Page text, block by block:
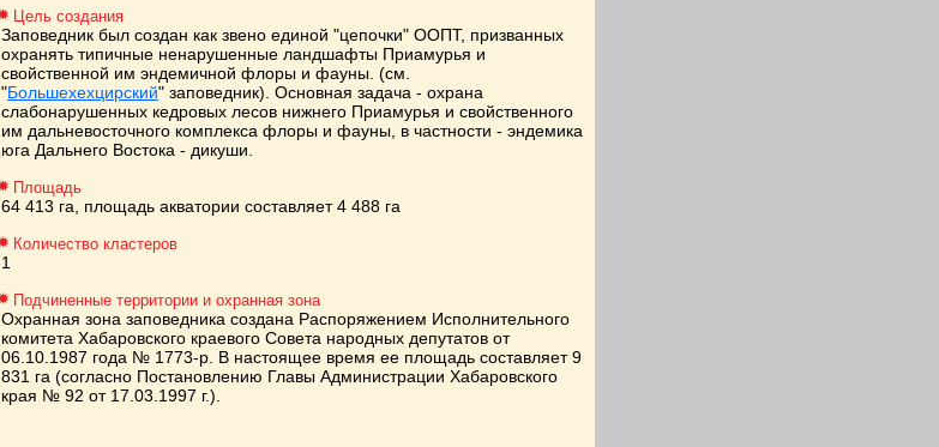
Цель создания
Заповедник был создан как звено единой "цепочки" ООПТ, призванных
охранять типичные ненарушенные ландшафты Приамурья и
свойственной им эндемичной флоры и фауны. (см.
"Большехехцирский" заповедник). Основная задача - охрана
слабонарушенных кедровых лесов нижнего Приамурья и свойственного
им дальневосточного комплекса флоры и фауны, в частности - эндемика
юга Дальнего Востока - дикуши.
Площадь
64 413 га, площадь акватории составляет 4 488 га
Количество кластеров
1
Подчиненные территории и охранная зона
Охранная зона заповедника создана Распоряжением Исполнительного
комитета Хабаровского краевого Совета народных депутатов от
06.10.1987 года № 1773-р. В настоящее время ее площадь составляет 9
831 га (согласно Постановлению Главы Администрации Хабаровского
края № 92 от 17.03.1997 г.).